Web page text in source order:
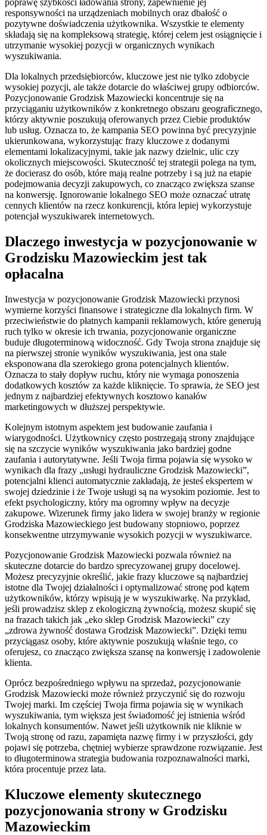
responsywności na urządzeniach mobilnych oraz dbałość o
pozytywne doświadczenia użytkownika. Wszystkie te elementy
składają się na kompleksową strategię, której celem jest osiągnięcie i
utrzymanie wysokiej pozycji w organicznych wynikach
wyszukiwania.
Dla lokalnych przedsiębiorców, kluczowe jest nie tylko zdobycie
wysokiej pozycji, ale także dotarcie do właściwej grupy odbiorców.
Pozycjonowanie Grodzisk Mazowiecki koncentruje się na
przyciąganiu użytkowników z konkretnego obszaru geograficznego,
którzy aktywnie poszukują oferowanych przez Ciebie produktów
lub usług. Oznacza to, że kampania SEO powinna być precyzyjnie
ukierunkowana, wykorzystując frazy kluczowe z dodanymi
elementami lokalizacyjnymi, takie jak nazwy dzielnic, ulic czy
okolicznych miejscowości. Skuteczność tej strategii polega na tym,
że docierasz do osób, które mają realne potrzeby i są już na etapie
podejmowania decyzji zakupowych, co znacząco zwiększa szanse
na konwersję. Ignorowanie lokalnego SEO może oznaczać utratę
cennych klientów na rzecz konkurencji, która lepiej wykorzystuje
potencjał wyszukiwarek internetowych.
Dlaczego inwestycja w pozycjonowanie w
Grodzisku Mazowieckim jest tak
opłacalna
Inwestycja w pozycjonowanie Grodzisk Mazowiecki przynosi
wymierne korzyści finansowe i strategiczne dla lokalnych firm. W
przeciwieństwie do płatnych kampanii reklamowych, które generują
ruch tylko w okresie ich trwania, pozycjonowanie organiczne
buduje długoterminową widoczność. Gdy Twoja strona znajduje się
na pierwszej stronie wyników wyszukiwania, jest ona stale
eksponowana dla szerokiego grona potencjalnych klientów.
Oznacza to stały dopływ ruchu, który nie wymaga ponoszenia
dodatkowych kosztów za każde kliknięcie. To sprawia, że SEO jest
jednym z najbardziej efektywnych kosztowo kanałów
marketingowych w dłuższej perspektywie.
Kolejnym istotnym aspektem jest budowanie zaufania i
wiarygodności. Użytkownicy często postrzegają strony znajdujące
się na szczycie wyników wyszukiwania jako bardziej godne
zaufania i autorytatywne. Jeśli Twoja firma pojawia się wysoko w
wynikach dla frazy „usługi hydrauliczne Grodzisk Mazowiecki”,
potencjalni klienci automatycznie zakładają, że jesteś ekspertem w
swojej dziedzinie i że Twoje usługi są na wysokim poziomie. Jest to
efekt psychologiczny, który ma ogromny wpływ na decyzje
zakupowe. Wizerunek firmy jako lidera w swojej branży w regionie
Grodziska Mazowieckiego jest budowany stopniowo, poprzez
konsekwentne utrzymywanie wysokich pozycji w wyszukiwarce.
Pozycjonowanie Grodzisk Mazowiecki pozwala również na
skuteczne dotarcie do bardzo sprecyzowanej grupy docelowej.
Możesz precyzyjnie określić, jakie frazy kluczowe są najbardziej
istotne dla Twojej działalności i optymalizować stronę pod kątem
użytkowników, którzy wpisują je w wyszukiwarkę. Na przykład,
jeśli prowadzisz sklep z ekologiczną żywnością, możesz skupić się
na frazach takich jak „eko sklep Grodzisk Mazowiecki” czy
„zdrowa żywność dostawa Grodzisk Mazowiecki”. Dzięki temu
przyciągasz osoby, które aktywnie poszukują właśnie tego, co
oferujesz, co znacząco zwiększa szansę na konwersję i zadowolenie
klienta.
Oprócz bezpośredniego wpływu na sprzedaż, pozycjonowanie
Grodzisk Mazowiecki może również przyczynić się do rozwoju
Twojej marki. Im częściej Twoja firma pojawia się w wynikach
wyszukiwania, tym większa jest świadomość jej istnienia wśród
lokalnych konsumentów. Nawet jeśli użytkownik nie kliknie w
Twoją stronę od razu, zapamięta nazwę firmy i w przyszłości, gdy
pojawi się potrzeba, chętniej wybierze sprawdzone rozwiązanie. Jest
to długoterminowa strategia budowania rozpoznawalności marki,
która procentuje przez lata.
Kluczowe elementy skutecznego
pozycjonowania strony w Grodzisku
Mazowieckim